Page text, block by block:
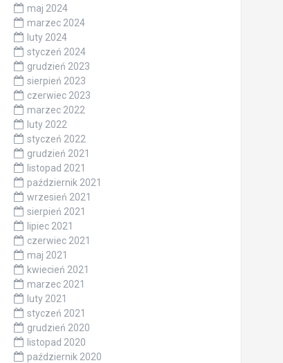
maj 2024
marzec 2024
luty 2024
styczeń 2024
grudzień 2023
sierpień 2023
czerwiec 2023
marzec 2022
luty 2022
styczeń 2022
grudzień 2021
listopad 2021
październik 2021
wrzesień 2021
sierpień 2021
lipiec 2021
czerwiec 2021
maj 2021
kwiecień 2021
marzec 2021
luty 2021
styczeń 2021
grudzień 2020
listopad 2020
październik 2020